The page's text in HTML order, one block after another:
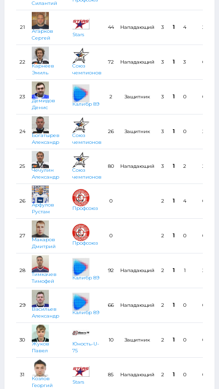
Силантий
21
Агарков
Сергей
Stars
44 Нападающий 3 1 4 2
22
Карнеев
Эмиль
Союз
чемпионов
72 Нападающий 3 1 3 6
23
Демидов
Денис
Калибр 89
2 Защитник 3 1 0 0
24
Богатырев
Александр
Союз
чемпионов
26 Защитник 3 1 0 2
25
Чечулин
Александр
Союз
чемпионов
80 Нападающий 3 1 2 2
26
Арфулов
Рустам
Профсоюз
0 2 1 4 0
27
Макаров
Дмитрий
Профсоюз
0 2 1 0 0
28
Тимкачев
Тимофей
Калибр 89
92 Нападающий 2 1 1 2
29
Васильев
Александр
Калибр 89
66 Нападающий 2 1 0 0
30
Жуков
Павел
Юность-U-
75
10 Защитник 2 1 0 0
31
Козлов
Георгий
Stars
85 Нападающий 2 1 0 0